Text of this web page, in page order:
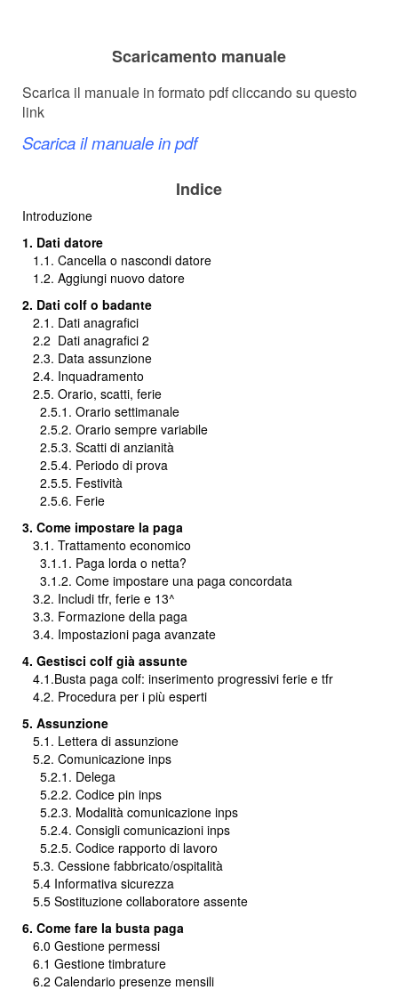
Scaricamento manuale
Scarica il manuale in formato pdf cliccando su questo
link
Scarica il manuale in pdf
Indice
Introduzione
1. Dati datore
1.1. Cancella o nascondi datore
1.2. Aggiungi nuovo datore
2. Dati colf o badante
2.1. Dati anagrafici
2.2 Dati anagrafici 2
2.3. Data assunzione
2.4. Inquadramento
2.5. Orario, scatti, ferie
2.5.1. Orario settimanale
2.5.2. Orario sempre variabile
2.5.3. Scatti di anzianità
2.5.4. Periodo di prova
2.5.5. Festività
2.5.6. Ferie
3. Come impostare la paga
3.1. Trattamento economico
3.1.1. Paga lorda o netta?
3.1.2. Come impostare una paga concordata
3.2. Includi tfr, ferie e 13^
3.3. Formazione della paga
3.4. Impostazioni paga avanzate
4. Gestisci colf già assunte
4.1.Busta paga colf: inserimento progressivi ferie e tfr
4.2. Procedura per i più esperti
5. Assunzione
5.1. Lettera di assunzione
5.2. Comunicazione inps
5.2.1. Delega
5.2.2. Codice pin inps
5.2.3. Modalità comunicazione inps
5.2.4. Consigli comunicazioni inps
5.2.5. Codice rapporto di lavoro
5.3. Cessione fabbricato/ospitalità
5.4 Informativa sicurezza
5.5 Sostituzione collaboratore assente
6. Come fare la busta paga
6.0 Gestione permessi
6.1 Gestione timbrature
6.2 Calendario presenze mensili